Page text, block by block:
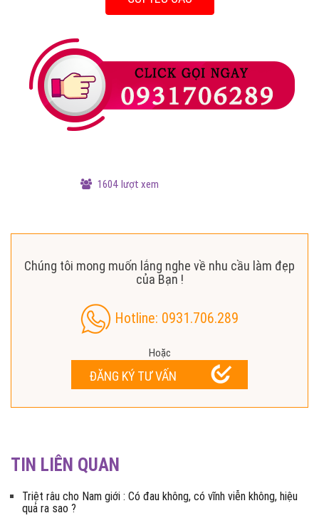
1604 lượt xem
Chúng tôi mong muốn lắng nghe về nhu cầu làm đẹp
của Bạn !
Hotline: 0931.706.289
Hoặc
ĐĂNG KÝ TƯ VẤN
TIN LIÊN QUAN
Triệt râu cho Nam giới : Có đau không, có vĩnh viễn không, hiệu
quả ra sao ?